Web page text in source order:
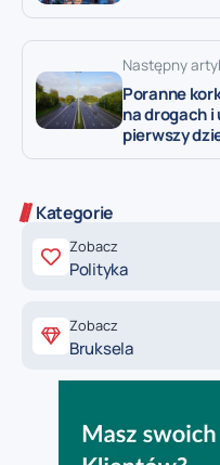
Następny
Poranne
na drogach
pierwszy
Kategorie
Zobacz
Polityka
Zobacz
Bruksela